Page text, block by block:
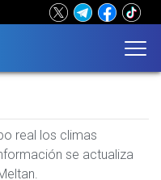
real los climas
se actualiza